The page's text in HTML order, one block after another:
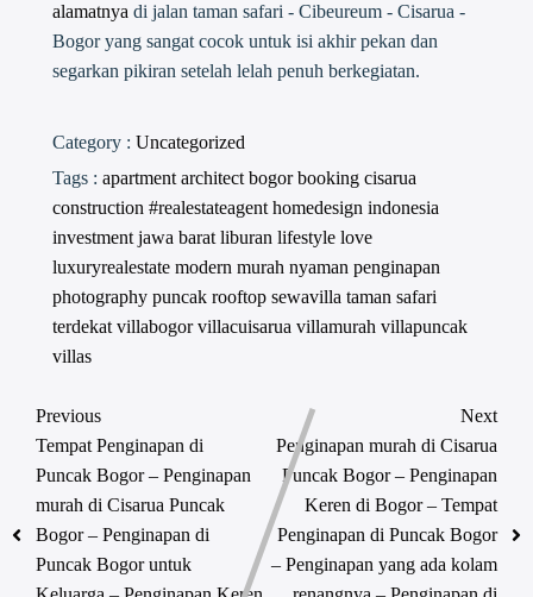
alamatnya di jalan taman safari - Cibeureum - Cisarua -
Bogor yang sangat cocok untuk isi akhir pekan dan
segarkan pikiran setelah lelah penuh berkegiatan.
Category : Uncategorized
Tags : apartment architect bogorbooking cisarua
construction #realestateagent homedesign indonesia
investment jawa barat liburan lifestyle love
luxuryrealestate modern murah nyaman penginapan
photography puncak rooftop sewavilla taman safari
terdekat villabogorvillacuisarua villamurah villapuncak
villas
Previous
Tempat Penginapan di
Puncak Bogor – Penginapan
murah di Cisarua Puncak
Bogor – Penginapan di
Puncak Bogor untuk
Next
Penginapan murah di Cisarua
Puncak Bogor – Penginapan
Keren di Bogor – Tempat
Penginapan di Puncak Bogor
– Penginapan yang ada kolam